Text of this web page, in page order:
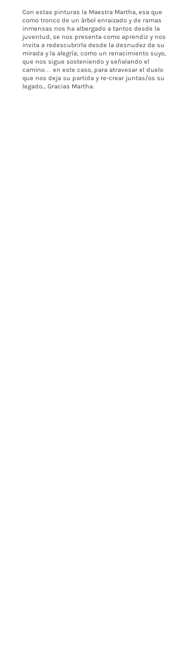
Con estas pinturas la Maestra Martha, esa que
como tronco de un árbol enraizado y de ramas
inmensas nos ha albergado a tantos desde la
juventud, se nos presenta como aprendiz y nos
invita a redescubrirla desde la desnudez de su
mirada y la alegría; como un renacimiento suyo,
que nos sigue sosteniendo y señalando el
camino… en este caso, para atravesar el duelo
que nos deja su partida y re-crear juntas/os su
legado... Gracias Martha.